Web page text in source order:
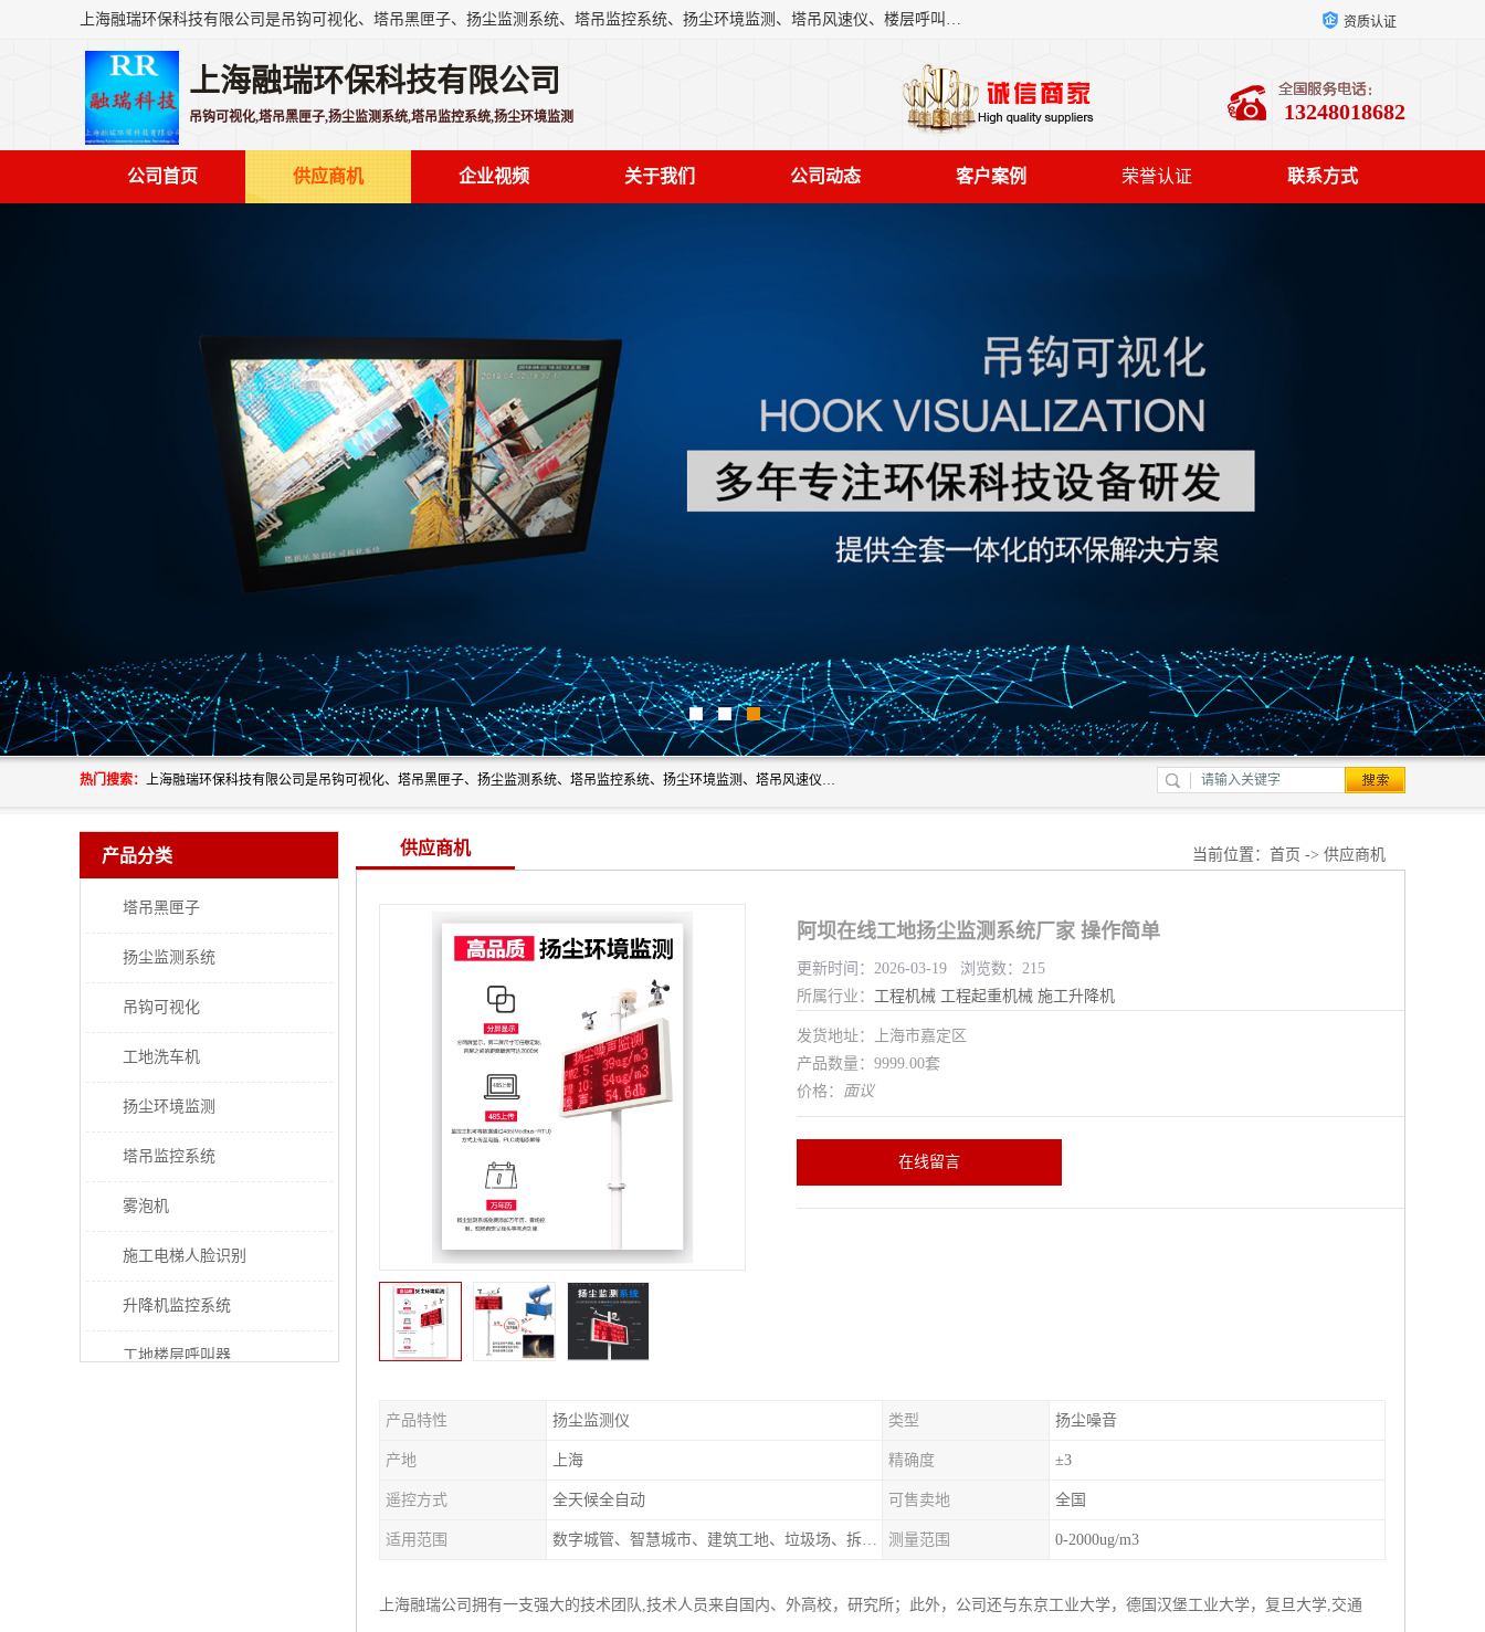
上海融瑞环保科技有限公司是吊钩可视化、塔吊黑匣子、扬尘监测系统、塔吊监控系统、扬尘环境监测、塔吊风速仪、楼层呼叫器、主令控制器、人脸识别、风速仪等一系列环保设备的研发生产销售为一体的专业化公司。 资质认证
上海融瑞环保科技有限公司
吊钩可视化,塔吊黑匣子,扬尘监测系统,塔吊监控系统,扬尘环境监测 13248018682
公司首页 供应商机 企业视频 关于我们 公司动态 客户案例 荣誉认证 联系方式
热门搜索： 上海融瑞环保科技有限公司是吊钩可视化、塔吊黑匣子、扬尘监测系统、塔吊监控系统、扬尘环境监测、塔吊风速仪、楼层呼叫器、主令控制器、人脸识别、风速仪等一系列环保设备的研发生产销售为一体的专业化公司。
产品分类
塔吊黑匣子
扬尘监测系统
吊钩可视化
工地洗车机
扬尘环境监测
塔吊监控系统
雾泡机
施工电梯人脸识别
升降机监控系统
工地楼层呼叫器
供应商机 当前位置： 首页 -> 供应商机
阿坝在线工地扬尘监测系统厂家 操作简单
更新时间：2026-03-19 浏览数：215
所属行业： 工程机械 工程起重机械 施工升降机
发货地址：上海市嘉定区
产品数量：9999.00套
价格： 面议
在线留言
产品特性 扬尘监测仪 类型 扬尘噪音
产地 上海 精确度 ±3
遥控方式 全天候全自动 可售卖地 全国
适用范围 数字城管、智慧城市、建筑工地、垃圾场、拆迁工地、码头、产业园、社区、道路 测量范围 0-2000ug/m3
上海融瑞公司拥有一支强大的技术团队,技术人员来自国内、外高校，研究所；此外，公司还与东京工业大学，德国汉堡工业大学，复旦大学,交通